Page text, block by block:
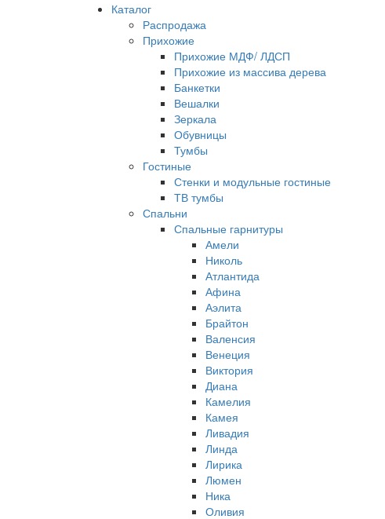
Каталог
Распродажа
Прихожие
Прихожие МДФ/ ЛДСП
Прихожие из массива дерева
Банкетки
Вешалки
Зеркала
Обувницы
Тумбы
Гостиные
Стенки и модульные гостиные
ТВ тумбы
Спальни
Спальные гарнитуры
Амели
Николь
Атлантида
Афина
Аэлита
Брайтон
Валенсия
Венеция
Виктория
Диана
Камелия
Камея
Ливадия
Линда
Лирика
Люмен
Ника
Оливия